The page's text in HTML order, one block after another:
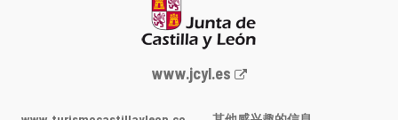
Junta
www.jcyl.es